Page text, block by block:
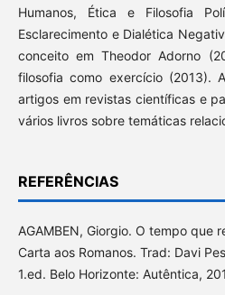
Humanos, Ética e Filosofia
Esclarecimento e Dialética
conceito em Theodor Adorno
filosofia como exercício (2013).
artigos em revistas científicas e
vários livros sobre temáticas
REFERÊNCIAS
AGAMBEN, Giorgio. O tempo que
Carta aos Romanos. Trad: Davi
1.ed. Belo Horizonte: Autêntica,